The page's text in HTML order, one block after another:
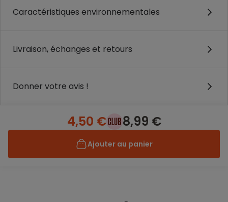
Caractéristiques environnementales
Livraison, échanges et retours
Donner votre avis !
4,50 € 8,99 €
Ajouter au panier